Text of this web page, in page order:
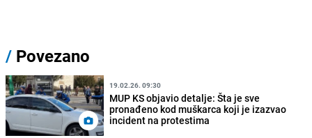
/ Povezano
19.02.26. 09:30
MUP KS objavio detalje: Šta je sve
pronađeno kod muškarca koji je izazvao
incident na protestima